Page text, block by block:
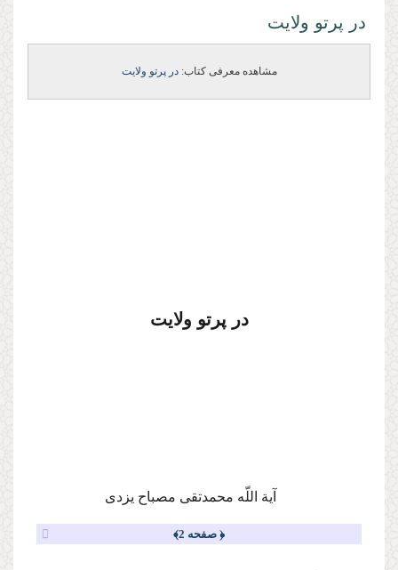
در پرتو ولایت
مشاهده معرفی کتاب:در پرتو ولایت
در پرتو ولایت
آیة اللّه محمدتقى مصباح یزدى
﴿ صفحه 2﴾